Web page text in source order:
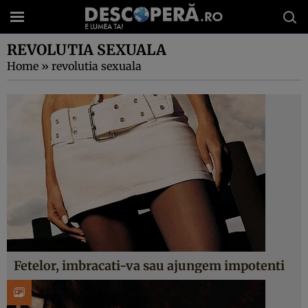
REVOLUTIA SEXUALA
Home » revolutia sexuala
Fetelor, imbracati-va sau ajungem impotenti